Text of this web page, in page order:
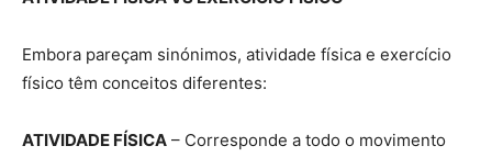
Embora pareçam sinónimos, atividade física e exercício
físico têm conceitos diferentes:
ATIVIDADE FÍSICA – Corresponde a todo o movimento